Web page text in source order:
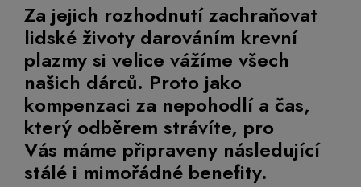
Za jejich rozhodnutí zachraňovat
lidské životy darováním krevní
plazmy si velice vážíme všech
našich dárců. Proto jako
kompenzaci za nepohodlí a čas,
který odběrem strávíte, pro
Vás máme připraveny následující
stálé i mimořádné benefity.